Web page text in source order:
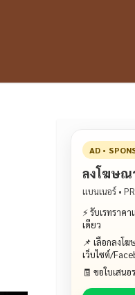
AD •
ลงโฆษณ
แบนเนอร์ •
⚡ รับเรทรา
เดียว
📌 เลือกลงโ
เว็บไซต์/
🧾 ขอใบเสน